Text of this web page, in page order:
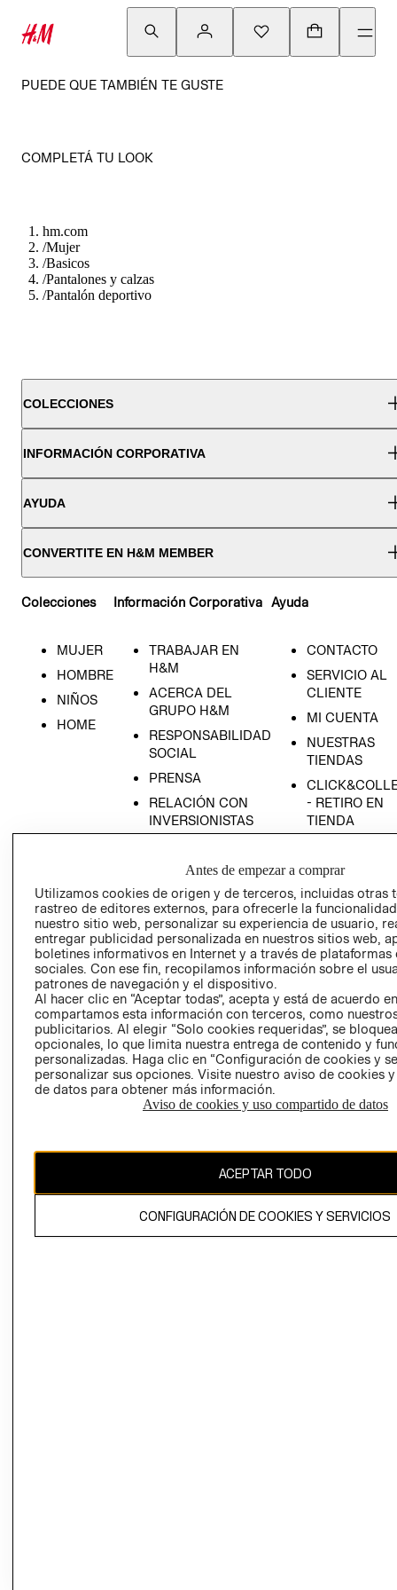
PUEDE QUE TAMBIÉN TE GUSTE
COMPLETÁ TU LOOK
hm.com
/Mujer
/Basicos
/Pantalones y calzas
/Pantalón deportivo
COLECCIONES
INFORMACIÓN CORPORATIVA
AYUDA
CONVERTITE EN H&M MEMBER
Colecciones
MUJER
HOMBRE
NIÑOS
HOME
Información Corporativa
TRABAJAR EN
H&M
ACERCA DEL
GRUPO H&M
RESPONSABILIDAD
SOCIAL
PRENSA
RELACIÓN CON
INVERSIONISTAS
EMPRESARIAL
Ayuda
CONTACTO
SERVICIO AL
CLIENTE
MI CUENTA
NUESTRAS
TIENDAS
- RETIRO EN
TIENDA
AVISO DE
PRIVACIDAD
GIFT CARD
AVISO DE
COOKIES
Uruguay ($U)
El contenido de esta página web está protegido por copyright y es
propiedad de H&M Hennes & Mauritz AB.
Antes de empezar a comprar
Utilizamos cookies de origen y de terceros, incluidas otras
rastreo de editores externos, para ofrecerle la
nuestro sitio web, personalizar su experiencia de usuario,
entregar publicidad personalizada en nuestros sitios web,
boletines informativos en Internet y a través de plataformas
sociales. Con ese fin, recopilamos información sobre el
patrones de navegación y el dispositivo.
Al hacer clic en “Aceptar todas”, acepta y está de acuerdo
compartamos esta información con terceros, como
publicitarios. Al elegir “Solo cookies requeridas”, se
opcionales, lo que limita nuestra entrega de contenido y
personalizadas. Haga clic en “Configuración de cookies y
personalizar sus opciones. Visite nuestro aviso de cookies
de datos para obtener más información.
Aviso de cookies y uso compartido de datos
ACEPTAR TODO
CONFIGURACIÓN DE COOKIES Y SERVICIOS